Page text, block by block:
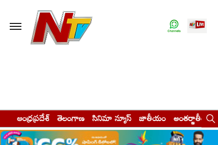
ఆంధ్రప్రదేశ్ తెలంగాణ సినిమా న్యూస్ జాతీయం అంతర్జాతీయం